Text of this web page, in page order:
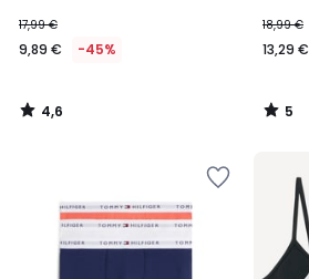
17,99 €
9,89 € -45%
4,6
/
18,99 €
13,29 €
5
/